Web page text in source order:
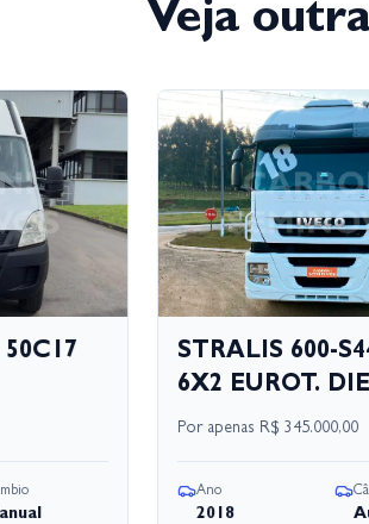
Veja
STRALIS 600-
6X2 EUROT.
Por apenas R$ 345.000,00
Ano
2018